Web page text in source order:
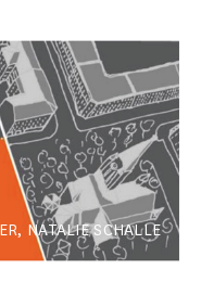
NATALIE SCHALLE